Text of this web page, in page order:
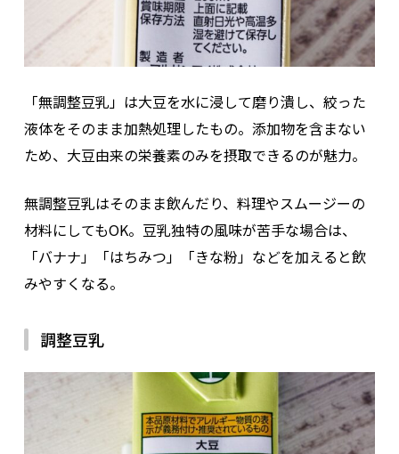
「無調整豆乳」は大豆を水に浸して磨り潰し、絞った
液体をそのまま加熱処理したもの。添加物を含まない
ため、大豆由来の栄養素のみを摂取できるのが魅力。
無調整豆乳はそのまま飲んだり、料理やスムージーの
材料にしてもOK。豆乳独特の風味が苦手な場合は、
「バナナ」「はちみつ」「きな粉」などを加えると飲
みやすくなる。
調整豆乳